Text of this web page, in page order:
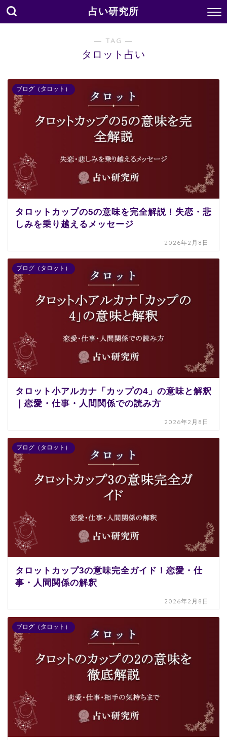
占い研究所
― TAG ―
タロット占い
ブログ（タロット）
タロットカップの5の意味を完全解説！失恋・悲
しみを乗り越えるメッセージ
2026年2月8日
ブログ（タロット）
タロット小アルカナ「カップの4」の意味と解釈
｜恋愛・仕事・人間関係での読み方
2026年2月8日
ブログ（タロット）
タロットカップ3の意味完全ガイド！恋愛・仕
事・人間関係の解釈
2026年2月8日
ブログ（タロット）